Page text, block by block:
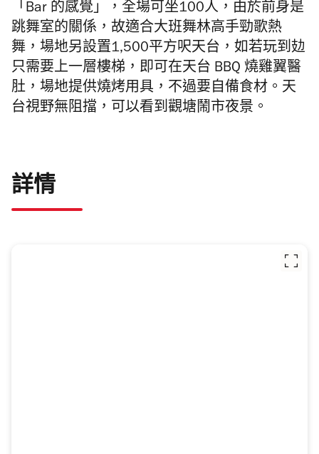
「Bar 的感覺」，全場可坐100人，由於前身是
跳舞室的關係，故適合大班舞林高手勁歌熱
舞，場地另設置1,500平方呎天台，如若玩到攰
只需要上一層樓梯，即可在天台 BBQ 燒雞翼醫
肚，場地提供燒烤用具，不過要自備食材。天
台視野無阻擋，可以看到觀塘鬧市夜景。
詳情